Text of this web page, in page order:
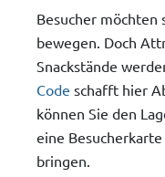
Besucher möchten
bewegen. Doch
Snackstände
Code schafft hier
können Sie den
eine
bringen.